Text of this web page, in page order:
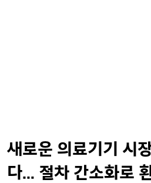
새로운 의료기기 시
다… 절차 간소화로